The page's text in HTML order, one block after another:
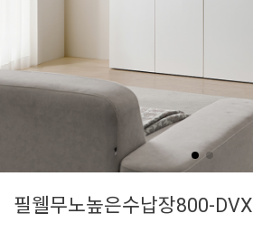
필웰무노높은수납장800-DVX